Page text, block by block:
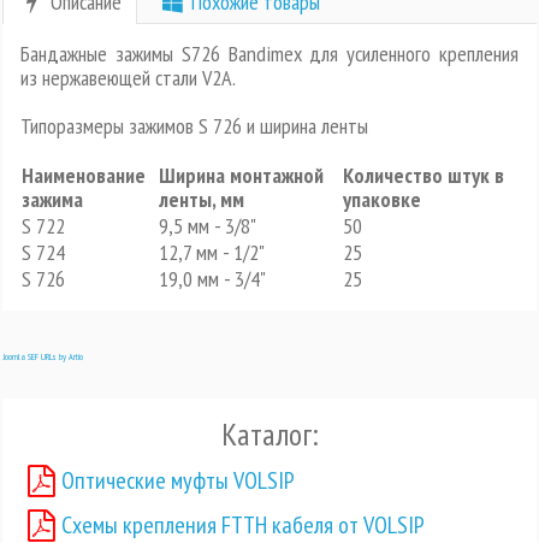
Бандажные зажимы S726 Bandimex для усиленного крепления
из нержавеющей стали V2A.
Типоразмеры зажимов S 726 и ширина ленты
Наименование
зажима
Ширина монтажной
ленты, мм
Количество штук в
упаковке
S 722
9,5 мм - 3/8"
50
S 724
12,7 мм - 1/2"
25
S 726
19,0 мм - 3/4" 25
Joomla SEF URLs by Artio
Каталог:
Оптические муфты VOLSIP
Схемы крепления FTTH кабеля от VOLSIP